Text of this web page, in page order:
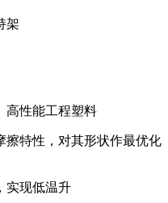
架
高性能工程塑料
擦特性，对其形状作最优化
实现低温升